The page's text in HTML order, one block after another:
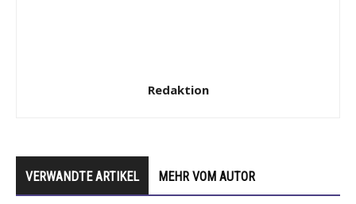
Redaktion
VERWANDTE ARTIKEL MEHR VOM AUTOR